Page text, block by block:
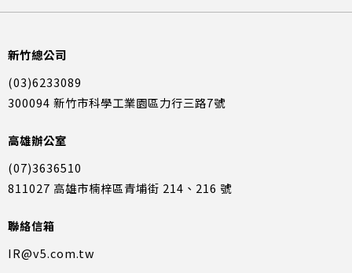
新竹總公司
(03)6233089
300094 新竹市科學工業園區力行三路7號
高雄辦公室
(07)3636510
811027 高雄市楠梓區青埔街 214、216 號
聯絡信箱
IR@v5.com.tw